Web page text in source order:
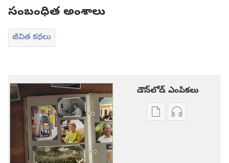
సంబంధిత అంశాలు
జీవిత కథలు
డౌన్‌లోడ్‌ ఎంపికలు
ప్రచురణలఆడియో